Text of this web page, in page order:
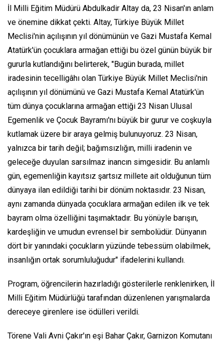
İl Milli Eğitim Müdürü Abdulkadir Altay da, 23 Nisan'ın anlam
ve önemine dikkat çekti. Altay, Türkiye Büyük Millet
Meclisi'nin açılışının yıl dönümünün ve Gazi Mustafa Kemal
Atatürk'ün çocuklara armağan ettiği bu özel günün büyük bir
gururla kutlandığını belirterek, "Bugün burada, millet
iradesinin tecelligâhı olan Türkiye Büyük Millet Meclisi'nin
açılışının yıl dönümünü ve Gazi Mustafa Kemal Atatürk'ün
tüm dünya çocuklarına armağan ettiği 23 Nisan Ulusal
Egemenlik ve Çocuk Bayramı'nı büyük bir gurur ve coşkuyla
kutlamak üzere bir araya gelmiş bulunuyoruz. 23 Nisan,
yalnızca bir tarih değil; bağımsızlığın, milli iradenin ve
geleceğe duyulan sarsılmaz inancın simgesidir. Bu anlamlı
gün, egemenliğin kayıtsız şartsız millete ait olduğunun tüm
dünyaya ilan edildiği tarihi bir dönüm noktasıdır. 23 Nisan,
aynı zamanda dünyada çocuklara armağan edilen ilk ve tek
bayram olma özelliğini taşımaktadır. Bu yönüyle barışın,
kardeşliğin ve umudun evrensel bir sembolüdür. Dünyanın
dört bir yanındaki çocukların yüzünde tebessüm olabilmek,
insanlığın ortak sorumluluğudur" ifadelerini kullandı.
Program, öğrencilerin hazırladığı gösterilerle renklenirken, İl
Milli Eğitim Müdürlüğü tarafından düzenlenen yarışmalarda
dereceye girenlere ise ödülleri verildi.
Törene Vali Avni Çakır'ın eşi Bahar Çakır, Garnizon Komutanı